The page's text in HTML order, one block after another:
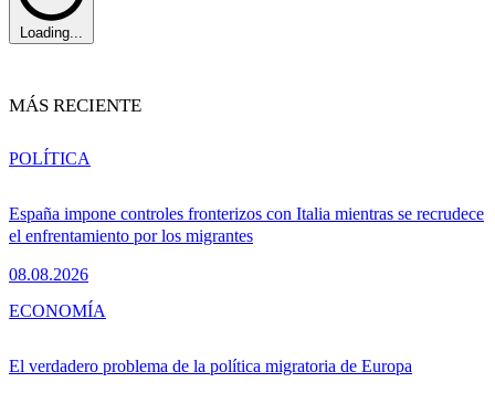
Loading...
MÁS RECIENTE
España impone controles fronterizos con Italia mientras se recrudece
el enfrentamiento por los migrantes
08.08.2026
POLÍTICA
El verdadero problema de la política migratoria de Europa
ECONOMÍA